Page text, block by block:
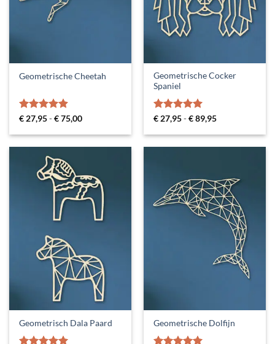
Geometrische Cheetah
Gewaardeerd
€27,95-€75,00Prijsklasse:
tot
Geometrische Cocker
Spaniel
Gewaardeerd
€27,95-€89,95Prijsklasse:
tot
Geometrisch Dala Paard Geometrische Dolfijn